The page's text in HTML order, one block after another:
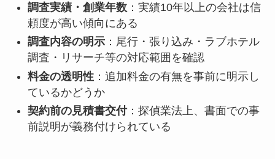
調査実績・創業年数：実績10年以上の会社は信
頼度が高い傾向にある
調査内容の明示：尾行・張り込み・ラブホテル
調査・リサーチ等の対応範囲を確認
料金の透明性：追加料金の有無を事前に明示し
ているかどうか
契約前の見積書交付：探偵業法上、書面での事
前説明が義務付けられている